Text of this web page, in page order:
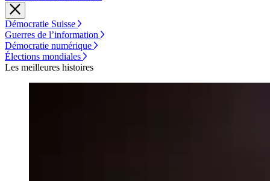
Démocratie Suisse
Guerres de l’information
Démocratie numérique
Élections mondiales
Les meilleures histoires